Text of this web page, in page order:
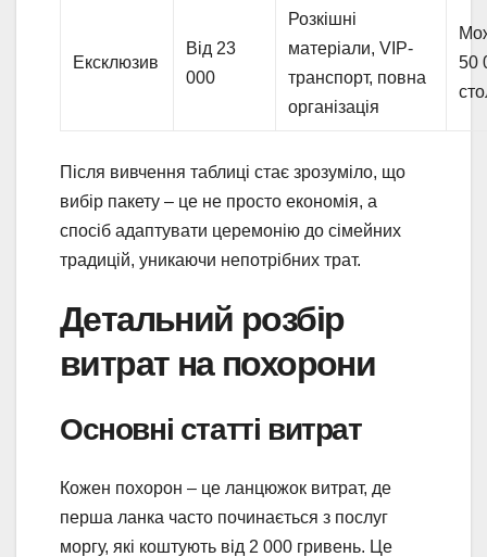
Ексклюзив
Від 23
000
Розкішні
матеріали, VIP-
транспорт, повна
організація
50
Після вивчення таблиці стає зрозуміло, що
вибір пакету – це не просто економія, а
спосіб адаптувати церемонію до сімейних
традицій, уникаючи непотрібних трат.
Детальний розбір
витрат на похорони
Основні статті витрат
Кожен похорон – це ланцюжок витрат, де
перша ланка часто починається з послуг
моргу, які коштують від 2 000 гривень. Це